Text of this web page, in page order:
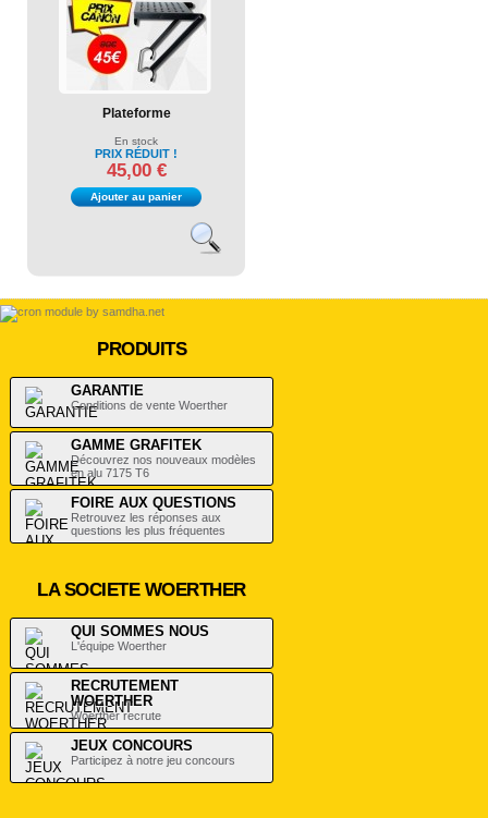
CHÈQUES CADEAUX WOERTHER
INFORMATIONS
conditions générales de vente et d'utilisation
PLAN DU SITE
PAIEMENT SECURISE
NOUS CONTACTER
CHOISIR FACILEMENT SON MODELE
ENTRETIEN ESCABEAU TELESCOPIQUE
Plateforme
En stock
PRIX RÉDUIT !
45,00 €
Ajouter au panier
PRODUITS
GARANTIE
Conditions de vente Woerther
GAMME GRAFITEK
Découvrez nos nouveaux modèles
en alu 7175 T6
FOIRE AUX QUESTIONS
Retrouvez les réponses aux
questions les plus fréquentes
LA SOCIETE WOERTHER
QUI SOMMES NOUS
L'équipe Woerther
RECRUTEMENT
WOERTHER
Woerther recrute
JEUX CONCOURS
Participez à notre jeu concours